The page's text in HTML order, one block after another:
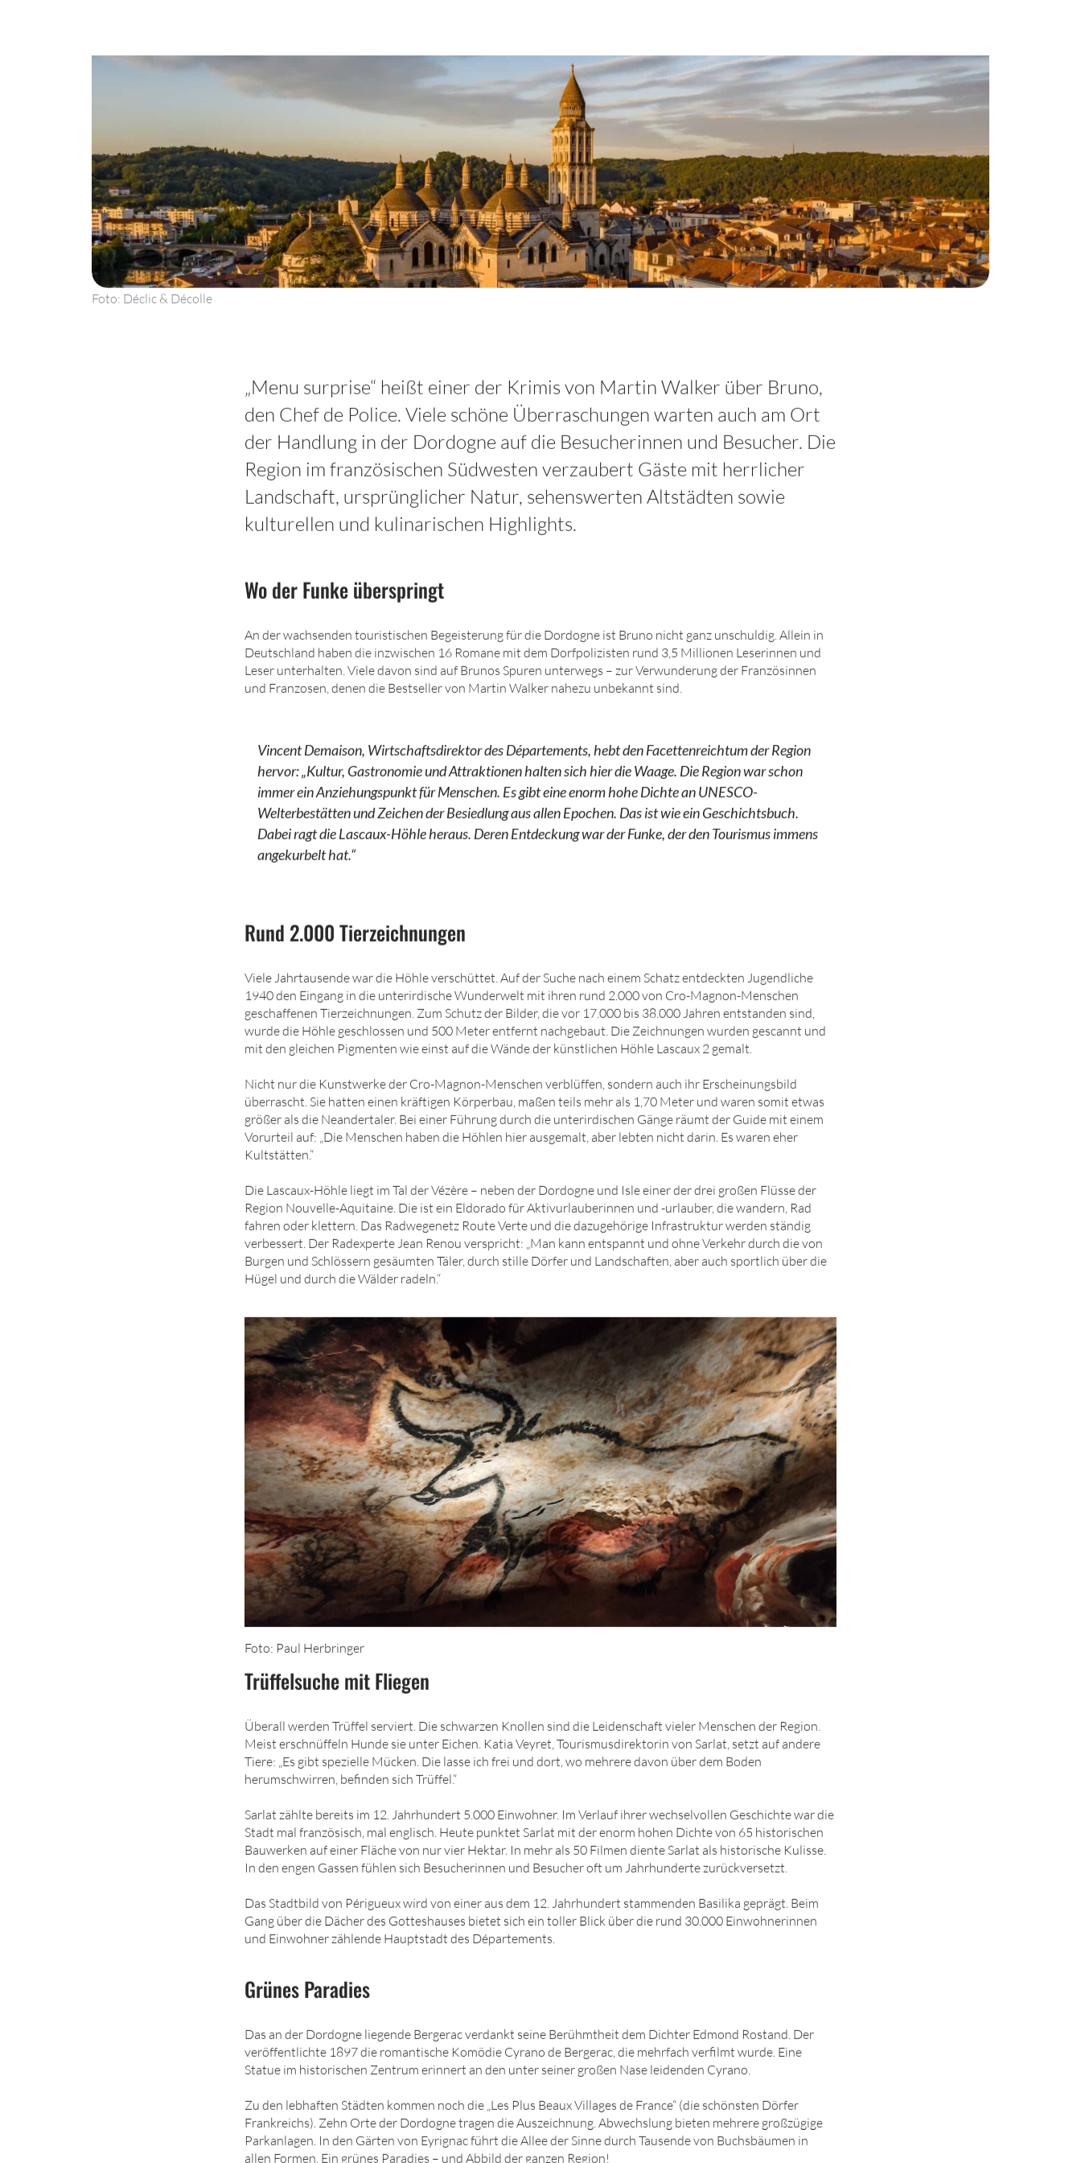
„Menu surprise“ heißt einer der Krimis von Martin Walker über Bruno,
den Chef de Police. Viele schöne Überraschungen warten auch am Ort
der Handlung in der Dordogne auf die Besucherinnen und Besucher. Die
Region im französischen Südwesten verzaubert Gäste mit herrlicher
Landschaft, ursprünglicher Natur, sehenswerten Altstädten sowie
kulturellen und kulinarischen Highlights.
Wo der Funke überspringt
An der wachsenden touristischen Begeisterung für die Dordogne ist Bruno nicht ganz unschuldig. Allein in
Deutschland haben die inzwischen 16 Romane mit dem Dorfpolizisten rund 3,5 Millionen Leserinnen und
Leser unterhalten. Viele davon sind auf Brunos Spuren unterwegs – zur Verwunderung der Französinnen
und Franzosen, denen die Bestseller von Martin Walker nahezu unbekannt sind.
Vincent Demaison, Wirtschaftsdirektor des Départements, hebt den Facettenreichtum der Region
hervor: „Kultur, Gastronomie und Attraktionen halten sich hier die Waage. Die Region war schon
immer ein Anziehungspunkt für Menschen. Es gibt eine enorm hohe Dichte an UNESCO-
Welterbestätten und Zeichen der Besiedlung aus allen Epochen. Das ist wie ein Geschichtsbuch.
Dabei ragt die Lascaux-Höhle heraus. Deren Entdeckung war der Funke, der den Tourismus immens
angekurbelt hat.“
Rund 2.000 Tierzeichnungen
Viele Jahrtausende war die Höhle verschüttet. Auf der Suche nach einem Schatz entdeckten Jugendliche
1940 den Eingang in die unterirdische Wunderwelt mit ihren rund 2.000 von Cro-Magnon-Menschen
geschaffenen Tierzeichnungen. Zum Schutz der Bilder, die vor 17.000 bis 38.000 Jahren entstanden sind,
wurde die Höhle geschlossen und 500 Meter entfernt nachgebaut. Die Zeichnungen wurden gescannt und
mit den gleichen Pigmenten wie einst auf die Wände der künstlichen Höhle Lascaux 2 gemalt.
Nicht nur die Kunstwerke der Cro-Magnon-Menschen verblüffen, sondern auch ihr Erscheinungsbild
überrascht. Sie hatten einen kräftigen Körperbau, maßen teils mehr als 1,70 Meter und waren somit etwas
größer als die Neandertaler. Bei einer Führung durch die unterirdischen Gänge räumt der Guide mit einem
Vorurteil auf: „Die Menschen haben die Höhlen hier ausgemalt, aber lebten nicht darin. Es waren eher
Die Lascaux-Höhle liegt im Tal der Vézère – neben der Dordogne und Isle einer der drei großen Flüsse der
Region Nouvelle-Aquitaine. Die ist ein Eldorado für Aktivurlauberinnen und -urlauber, die wandern, Rad
fahren oder klettern. Das Radwegenetz Route Verte und die dazugehörige Infrastruktur werden ständig
verbessert. Der Radexperte Jean Renou verspricht: „Man kann entspannt und ohne Verkehr durch die von
Burgen und Schlössern gesäumten Täler, durch stille Dörfer und Landschaften, aber auch sportlich über die
Hügel und durch die Wälder radeln.“
Foto: Paul Herbringer
Trüffelsuche mit Fliegen
Überall werden Trüffel serviert. Die schwarzen Knollen sind die Leidenschaft vieler Menschen der Region.
Meist erschnüffeln Hunde sie unter Eichen. Katia Veyret, Tourismusdirektorin von Sarlat, setzt auf andere
Tiere: „Es gibt spezielle Mücken. Die lasse ich frei und dort, wo mehrere davon über dem Boden
herumschwirren, befinden sich Trüffel.“
Sarlat zählte bereits im 12. Jahrhundert 5.000 Einwohner. Im Verlauf ihrer wechselvollen Geschichte war die
Stadt mal französisch, mal englisch. Heute punktet Sarlat mit der enorm hohen Dichte von 65 historischen
Bauwerken auf einer Fläche von nur vier Hektar. In mehr als 50 Filmen diente Sarlat als historische Kulisse.
In den engen Gassen fühlen sich Besucherinnen und Besucher oft um Jahrhunderte zurückversetzt.
Das Stadtbild von Périgueux wird von einer aus dem 12. Jahrhundert stammenden Basilika geprägt. Beim
Gang über die Dächer des Gotteshauses bietet sich ein toller Blick über die rund 30.000 Einwohnerinnen
und Einwohner zählende Hauptstadt des Départements.
Grünes Paradies
Das an der Dordogne liegende Bergerac verdankt seine Berühmtheit dem Dichter Edmond Rostand. Der
veröffentlichte 1897 die romantische Komödie Cyrano de Bergerac, die mehrfach verfilmt wurde. Eine
Statue im historischen Zentrum erinnert an den unter seiner großen Nase leidenden Cyrano.
Zu den lebhaften Städten kommen noch die „Les Plus Beaux Villages de France“ (die schönsten Dörfer
Frankreichs). Zehn Orte der Dordogne tragen die Auszeichnung. Abwechslung bieten mehrere großzügige
Parkanlagen. In den Gärten von Eyrignac führt die Allee der Sinne durch Tausende von Buchsbäumen in